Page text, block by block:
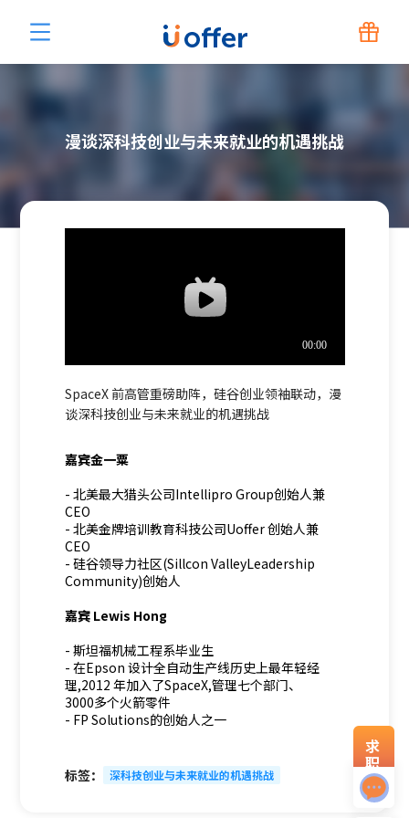
漫谈深科技创业与未来就业的机遇挑战
SpaceX 前高管重磅助阵，硅谷创业领袖联动，漫
谈深科技创业与未来就业的机遇挑战
嘉宾金一粟
- 北美最大猎头公司Intellipro Group创始人兼
CEO
- 北美金牌培训教育科技公司Uoffer 创始人兼
CEO
- 硅谷领导力社区(Sillcon ValleyLeadership
Community)创始人
嘉宾 Lewis Hong
- 斯坦福机械工程系毕业生
- 在Epson 设计全自动生产线历史上最年轻经
理,2012 年加入了SpaceX,管理七个部门、
3000多个火箭零件
- FP Solutions的创始人之一
标签： 深科技创业与未来就业的机遇挑战
求
职
资
料